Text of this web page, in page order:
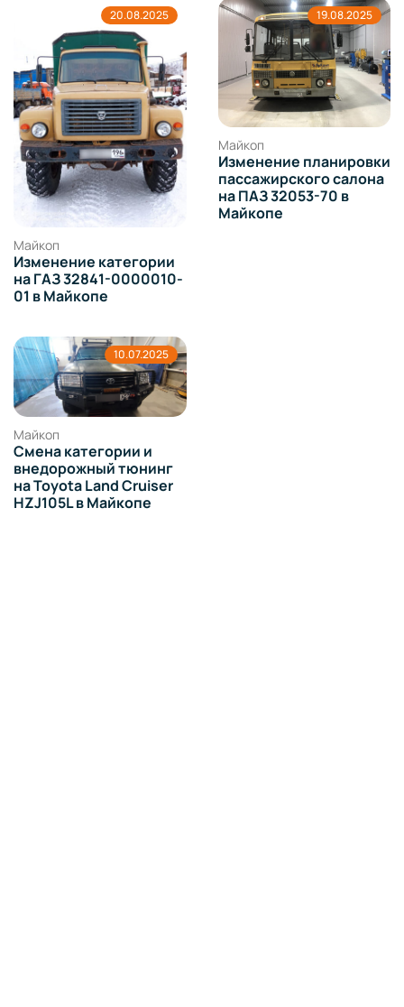
20.08.2025
Майкоп
Изменение категории
на ГАЗ 32841-0000010-
01 в Майкопе
19.08.2025
Майкоп
Изменение планировки
пассажирского салона
на ПАЗ 32053-70 в
Майкопе
10.07.2025
Майкоп
Смена категории и
внедорожный тюнинг
на Toyota Land Cruiser
HZJ105L в Майкопе